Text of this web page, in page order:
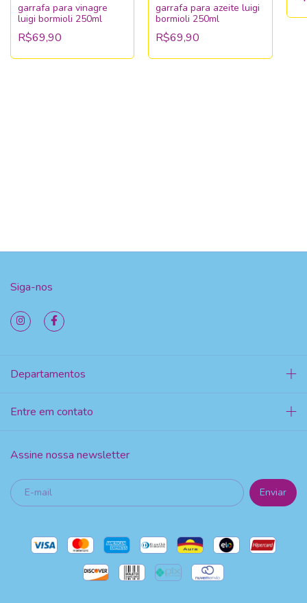
garrafa para vinagre
luigi bormioli 250ml
R$69,90
garrafa para azeite luigi
bormioli 250ml
R$69,90
Siga-nos
Departamentos
Entre em contato
Assine nossa newsletter